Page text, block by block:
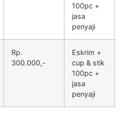
100pc +
jasa
penyaji
Rp.
300.000,-
Eskrim +
cup & stik
100pc +
jasa
penyaji